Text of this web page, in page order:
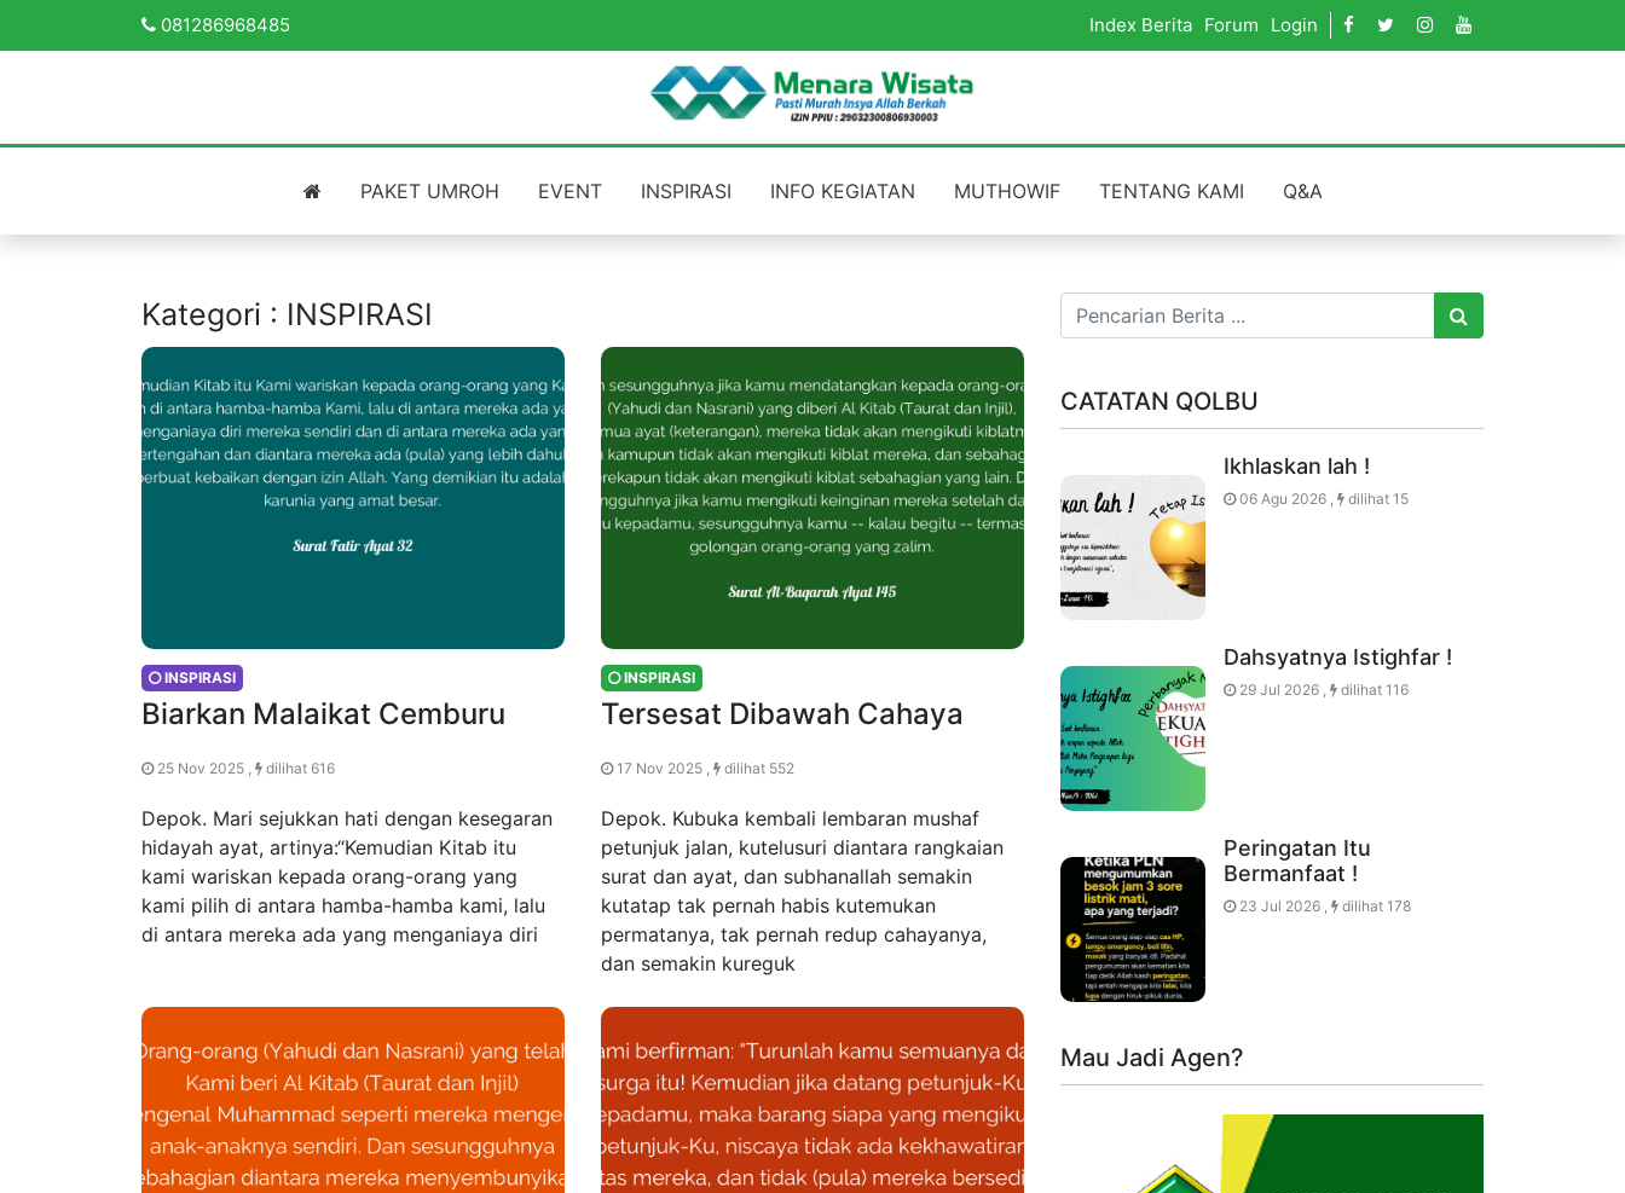
081286968485 Index Berita Forum Login
PAKET UMROH EVENT INSPIRASI INFO KEGIATAN MUTHOWIF TENTANG KAMI Q&A
Kategori : INSPIRASI
INSPIRASI
Biarkan Malaikat Cemburu
25 Nov 2025 , dilihat 616
Depok. Mari sejukkan hati dengan kesegaran
hidayah ayat, artinya:“Kemudian Kitab itu
kami wariskan kepada orang-orang yang
kami pilih di antara hamba-hamba kami, lalu
di antara mereka ada yang menganiaya diri
INSPIRASI
Tersesat Dibawah Cahaya
17 Nov 2025 , dilihat 552
Depok. Kubuka kembali lembaran mushaf
petunjuk jalan, kutelusuri diantara rangkaian
surat dan ayat, dan subhanallah semakin
kutatap tak pernah habis kutemukan
permatanya, tak pernah redup cahayanya,
dan semakin kureguk
CATATAN QOLBU
Ikhlaskan lah !
06 Agu 2026 , dilihat 15
Dahsyatnya Istighfar !
29 Jul 2026 , dilihat 116
Peringatan Itu
Bermanfaat !
23 Jul 2026 , dilihat 178
Mau Jadi Agen?